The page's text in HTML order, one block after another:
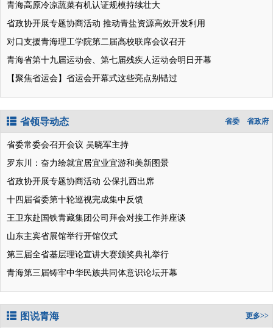
青海高原冷凉蔬菜有机认证规模持续壮大
省政协开展专题协商活动 推动青盐资源高效开发利用
对口支援青海理工学院第二届高校联席会议召开
青海省第十九届运动会、第七届残疾人运动会明日开幕
【聚焦省运会】省运会开幕式这些亮点别错过
省领导动态 省政府
省委
省委常委会召开会议 吴晓军主持
罗东川：奋力绘就宜居宜业宜游和美新图景
省政协开展专题协商活动 公保扎西出席
十四届省委第十轮巡视完成集中反馈
王卫东赴国铁青藏集团公司拜会对接工作并座谈
山东主宾省展馆举行开馆仪式
第三届全省基层理论宣讲大赛颁奖典礼举行
青海第三届铸牢中华民族共同体意识论坛开幕
图说青海 更多>>